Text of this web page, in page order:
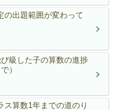
の出題範囲が変わって
級した子の算数の進捗
）
ス算数1年までの道のり